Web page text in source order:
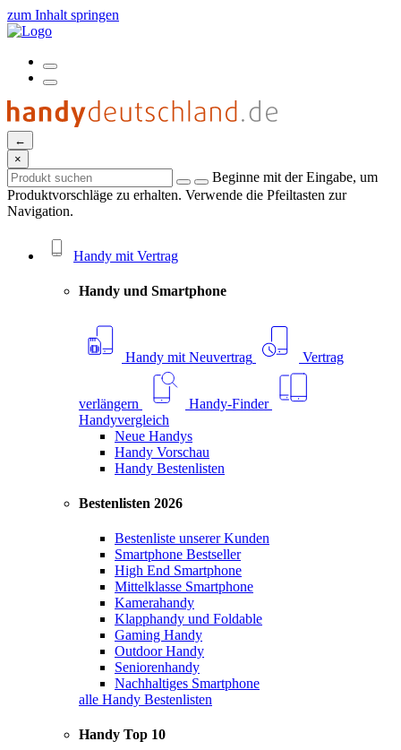
zum Inhalt springen
←
×
Beginne mit der Eingabe, um
Produktvorschläge zu erhalten. Verwende die Pfeiltasten zur
Navigation.
Handy mit Vertrag
Handy und Smartphone
Handy mit Neuvertrag Vertrag
verlängern
Handy-Finder
Handyvergleich
Neue Handys
Handy Vorschau
Handy Bestenlisten
Bestenlisten 2026
Bestenliste unserer Kunden
Smartphone Bestseller
High End Smartphone
Mittelklasse Smartphone
Kamerahandy
Klapphandy und Foldable
Gaming Handy
Outdoor Handy
Seniorenhandy
Nachhaltiges Smartphone
alle Handy Bestenlisten
Handy Top 10